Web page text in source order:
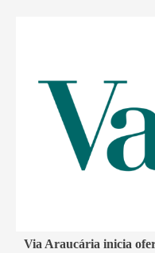
1 min read
Via Araucária inicia